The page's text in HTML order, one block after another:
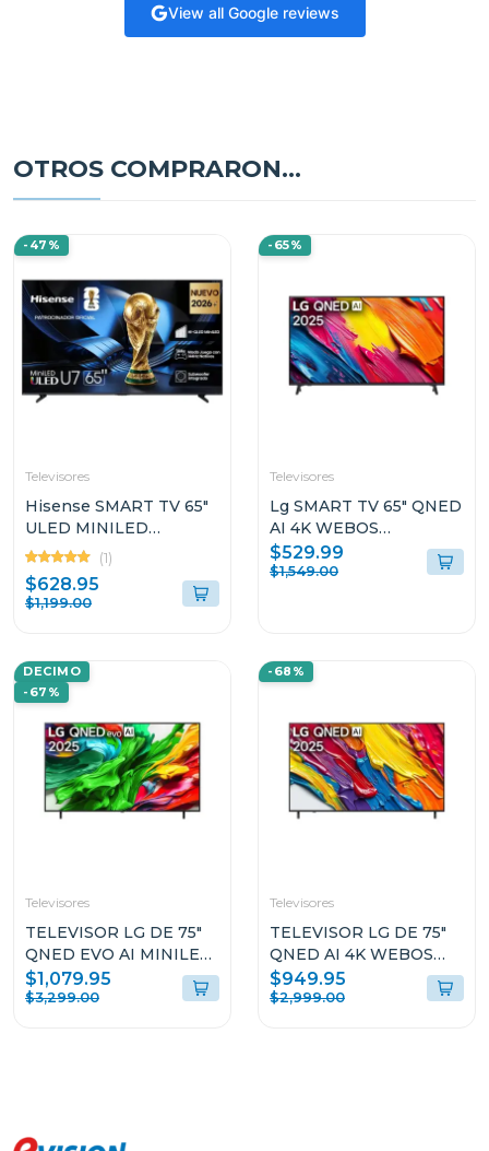
View all Google reviews
OTROS COMPRARON...
-47%
Televisores
Hisense SMART TV 65"
ULED MINILED
GOOGLETV U7ESG
(1)
$628.95
$1,199.00
-65%
Televisores
Lg SMART TV 65" QNED
AI 4K WEBOS
65QNED73ASA
$529.99
$1,549.00
DECIMO
-67%
Televisores
TELEVISOR LG DE 75"
QNED EVO AI MINILED
4K WEBOS
75QNED85ASG
$1,079.95
$3,299.00
-68%
Televisores
TELEVISOR LG DE 75"
QNED AI 4K WEBOS
75QNED82ASG
$949.95
$2,999.00